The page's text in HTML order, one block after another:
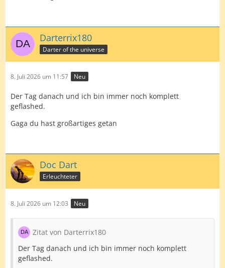
Darterrix180
Darter of the universe
8. Juli 2026 um 11:57 Neu
Der Tag danach und ich bin immer noch komplett
geflashed.
Gaga du hast großartiges getan
Doc Dart
Erleuchteter
8. Juli 2026 um 12:03 Neu
Zitat von Darterrix180
Der Tag danach und ich bin immer noch komplett
geflashed.